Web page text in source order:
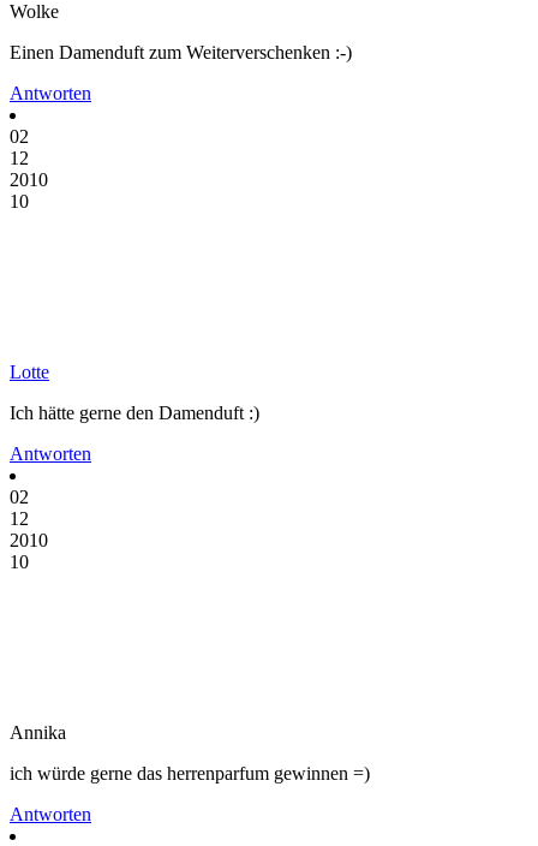
Wolke
Einen Damenduft zum Weiterverschenken :-)
Antworten
02
12
2010
10
Lotte
Ich hätte gerne den Damenduft :)
Antworten
02
12
2010
10
Annika
ich würde gerne das herrenparfum gewinnen =)
Antworten